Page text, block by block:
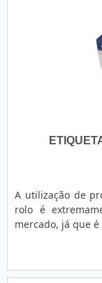
A utilização de
rolo é
mercado, já que